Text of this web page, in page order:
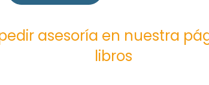
asesoría en nuestra
libros